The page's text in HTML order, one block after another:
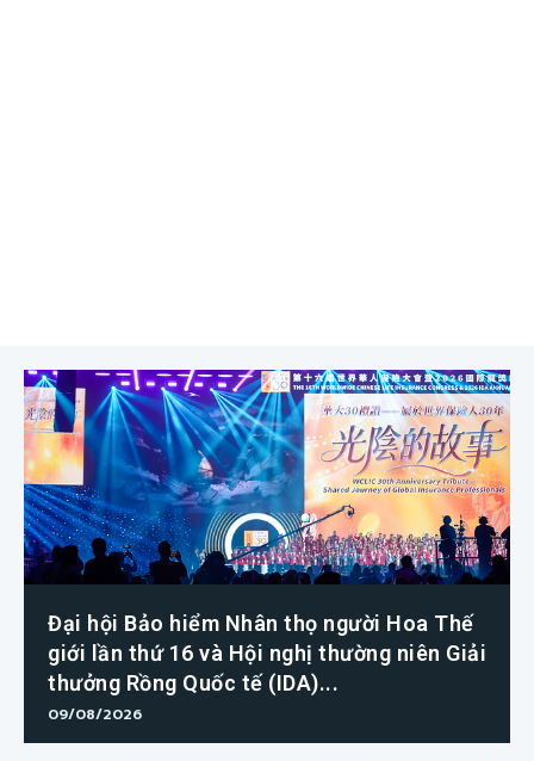
Đại hội Bảo hiểm Nhân thọ người Hoa Thế
giới lần thứ 16 và Hội nghị thường niên Giải
thưởng Rồng Quốc tế (IDA)...
09/08/2026